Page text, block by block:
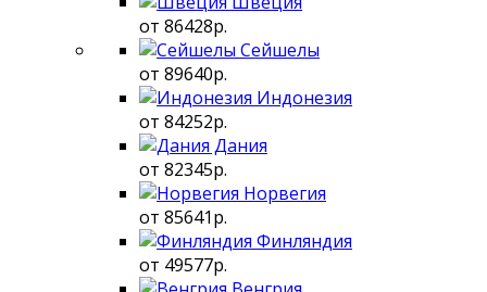
от 86428р.
Сейшелы
от 89640р.
Индонезия
от 84252р.
Дания
от 82345р.
Норвегия
от 85641р.
Финляндия
от 49577р.